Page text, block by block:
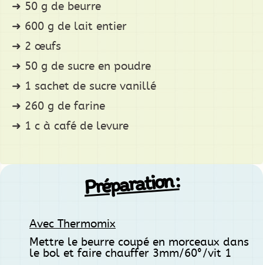
50 g de beurre
600 g de lait entier
2 œufs
50 g de sucre en poudre
1 sachet de sucre vanillé
260 g de farine
1 c à café de levure
Préparation :
Avec Thermomix
Mettre le beurre coupé en morceaux dans
le bol et faire chauffer 3mm/60°/vit 1